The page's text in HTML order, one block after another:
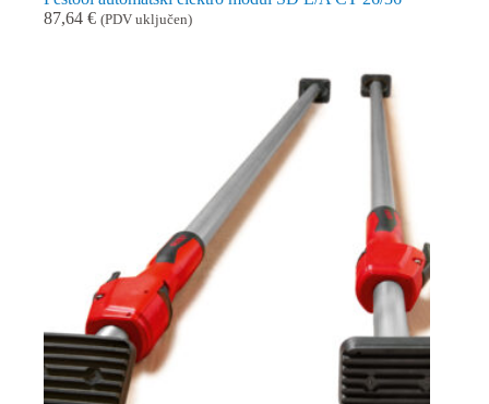
87,64 € (PDV uključen)